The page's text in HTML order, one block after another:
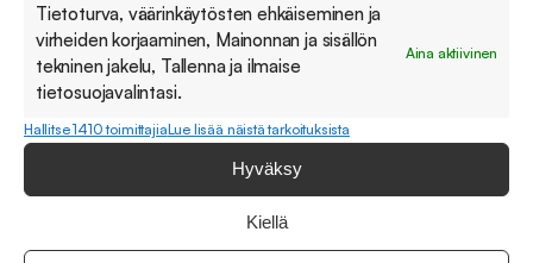
Tietoturva, väärinkäytösten ehkäiseminen ja
virheiden korjaaminen, Mainonnan ja sisällön
tekninen jakelu, Tallenna ja ilmaise
tietosuojavalintasi.
Aina aktiivinen
Hallitse 1410 toimittajiaLue lisää näistä tarkoituksista
Hyväksy
Kiellä
Tilaa uutiskirje